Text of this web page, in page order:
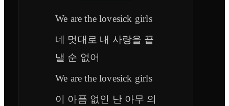
We are the lovesick girls
네 멋대로 내 사랑을 끝
낼 순 없어
We are the lovesick girls
이 아픔 없인 난 아무 의